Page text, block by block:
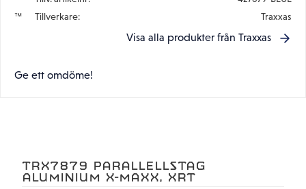
Tillverkare
Traxxas
Visa alla produkter från Traxxas
Ge ett omdöme!
TRX7879 PARALLELLSTAG
ALUMINIUM X-MAXX, XRT